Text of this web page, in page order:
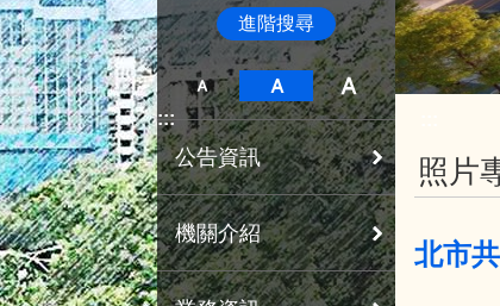
進階搜尋
:::
公告資訊
機關介紹
照片
北市